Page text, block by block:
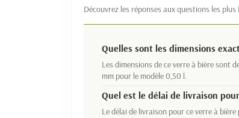
Découvrez les réponses aux questions les
Quelles sont les dimensions
Les dimensions de ce verre à bière sont
mm pour le modèle 0,50 l.
Quel est le délai de livraison
Le délai de livraison pour ce verre à